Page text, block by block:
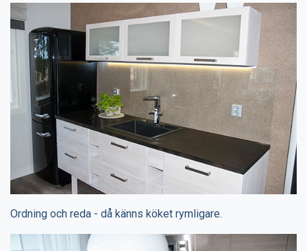
Ordning och reda - då känns köket rymligare.